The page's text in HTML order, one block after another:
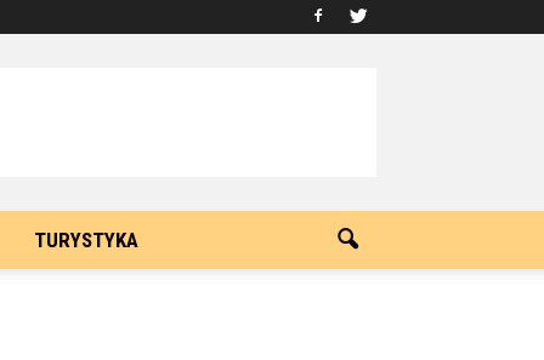
TURYSTYKA